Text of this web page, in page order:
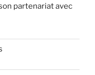
partenariat avec